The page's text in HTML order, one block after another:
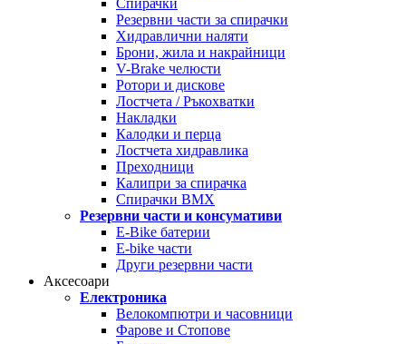
Спирачки
Резервни части за спирачки
Хидравлични наляти
Брони, жила и накрайници
V-Brake челюсти
Ротори и дискове
Лостчета / Ръкохватки
Накладки
Калодки и перца
Лостчета хидравлика
Преходници
Калипри за спирачка
Спирачки BMX
Резервни части и консумативи
E-Bike батерии
E-bike части
Други резервни части
Аксесоари
Електроника
Велокомпютри и часовници
Фарове и Стопове